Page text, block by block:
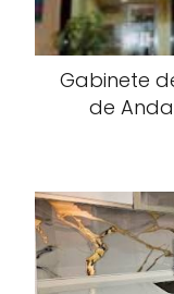
Gabinete
de